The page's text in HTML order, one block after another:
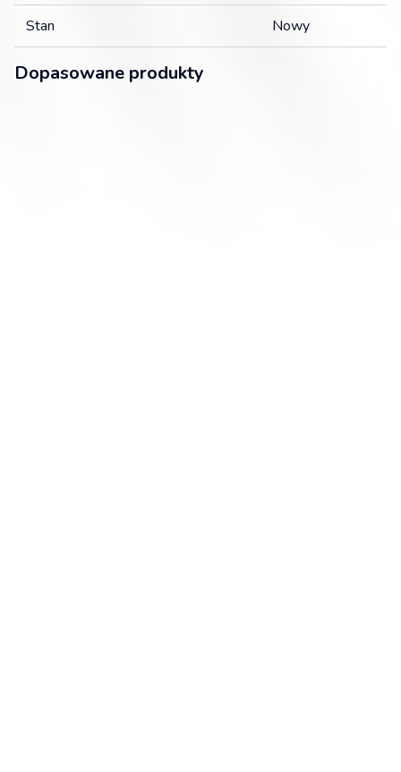
Stan Nowy
Dopasowane produkty